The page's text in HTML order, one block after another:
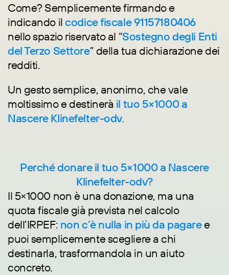
Come? Semplicemente firmando e
indicando ilcodice fiscale 91157180406
nello spazio riservato al “Sostegno degli Enti
del Terzo Settore” della tua dichiarazione dei
redditi.
Un gesto semplice, anonimo, che vale
moltissimo e destinerà il tuo 5×1000 a
Nascere Klinefelter-odv.
Perché donare il tuo 5×1000 a Nascere
Klinefelter-odv?
Il 5×1000 non è una donazione, ma una
quota fiscale già prevista nel calcolo
dell’IRPEF: non c’è nulla in più da pagaree
puoi semplicemente scegliere a chi
destinarla, trasformandola in un aiuto
concreto.